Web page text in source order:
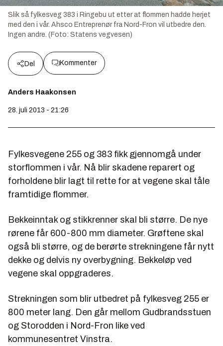
Slik så fylkesveg 383 i Ringebu ut etter at flommen hadde herjet
med den i vår. Ahsco Entreprenør fra Nord-Fron vil utbedre den.
Ingen andre. (Foto: Statens vegvesen)
Del Kommenter
Anders Haakonsen
28. juli 2013 - 21:26
Fylkesvegene 255 og 383 fikk gjennomgå under
storflommen i vår. Nå blir skadene reparert og
forholdene blir lagt til rette for at vegene skal tåle
framtidige flommer.
Bekkeinntak og stikkrenner skal bli større. De nye
rørene får 600-800 mm diameter. Grøftene skal
også bli større, og de berørte strekningene får nytt
dekke og delvis ny overbygning. Bekkeløp ved
vegene skal oppgraderes.
Strekningen som blir utbedret på fylkesveg 255 er
800 meter lang. Den går mellom Gudbrandsstuen
og Storodden i Nord-Fron like ved
kommunesentret Vinstra.